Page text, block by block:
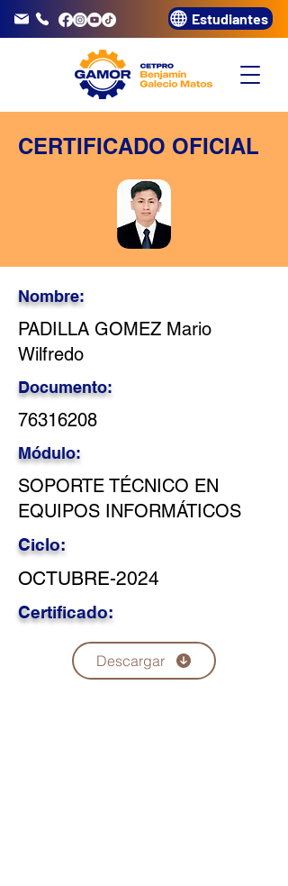
3320072 Estudiantes
CERTIFICADO OFICIAL
Nombre:
PADILLA GOMEZ Mario
Wilfredo
Documento:
76316208
Módulo:
SOPORTE TÉCNICO EN
EQUIPOS INFORMÁTICOS
Ciclo:
OCTUBRE-2024
Certificado:
Descargar